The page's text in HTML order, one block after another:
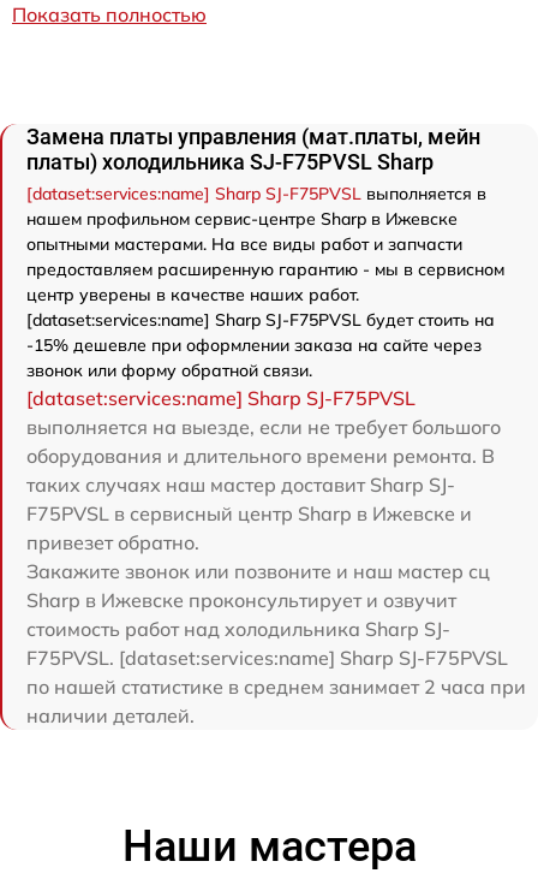
Показать полностью
Замена платы управления (мат.платы, мейн
платы) холодильника SJ-F75PVSL Sharp
[dataset:services:name] Sharp SJ-F75PVSL выполняется в
нашем профильном сервис-центре Sharp в Ижевске
опытными мастерами. На все виды работ и запчасти
предоставляем расширенную гарантию - мы в сервисном
центр уверены в качестве наших работ.
[dataset:services:name] Sharp SJ-F75PVSL будет стоить на
-15% дешевле при оформлении заказа на сайте через
звонок или форму обратной связи.
[dataset:services:name] Sharp SJ-F75PVSL
выполняется на выезде, если не требует большого
оборудования и длительного времени ремонта. В
таких случаях наш мастер доставит Sharp SJ-
F75PVSL в сервисный центр Sharp в Ижевске и
привезет обратно.
Закажите звонок или позвоните и наш мастер сц
Sharp в Ижевске проконсультирует и озвучит
стоимость работ над холодильника Sharp SJ-
F75PVSL. [dataset:services:name] Sharp SJ-F75PVSL
по нашей статистике в среднем занимает 2 часа при
наличии деталей.
Наши мастера